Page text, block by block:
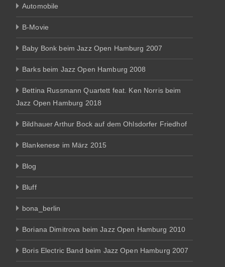
Automobile
B-Movie
Baby Bonk beim Jazz Open Hamburg 2007
Barks beim Jazz Open Hamburg 2008
Bettina Russmann Quartett feat. Ken Norris beim
Jazz Open Hamburg 2018
Bildhauer Arthur Bock auf dem Ohlsdorfer Friedhof
Blankenese im März 2015
Blog
Bluff
bona_berlin
Boriana Dimitrova beim Jazz Open Hamburg 2010
Boris Electric Band beim Jazz Open Hamburg 2007